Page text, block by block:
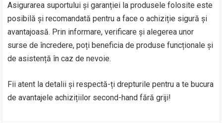
Asigurarea suportului și garanției la produsele folosite este
posibilă și recomandată pentru a face o achiziție sigură și
avantajoasă. Prin informare, verificare și alegerea unor
surse de încredere, poți beneficia de produse funcționale și
de asistență în caz de nevoie.
Fii atent la detalii și respectă-ți drepturile pentru a te bucura
de avantajele achizițiilor second-hand fără griji!